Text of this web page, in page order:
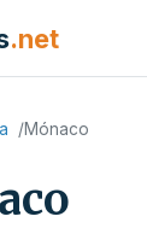
.net
Mónaco